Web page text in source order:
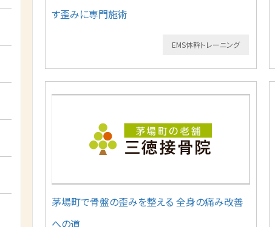
す歪みに専門施術
EMS体幹トレーニング
茅場町で骨盤の歪みを整える 全身の痛み改善
への道